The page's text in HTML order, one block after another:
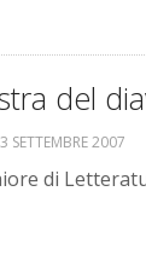
del
SETTEMBRE 2007
di